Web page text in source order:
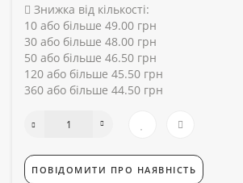
Знижка від кількості:
10 або більше 49.00 грн
30 або більше 48.00 грн
50 або більше 46.50 грн
120 або більше 45.50 грн
360 або більше 44.50 грн
ПОВІДОМИТИ ПРО НАЯВНІСТЬ